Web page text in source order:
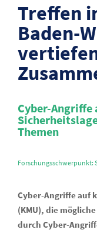
Treffen
Baden-
Cyber-Angriffe
Themen
Forschungsschwerpunkt:
Cyber-Angriffe auf
(KMU), die
durch Cyber-